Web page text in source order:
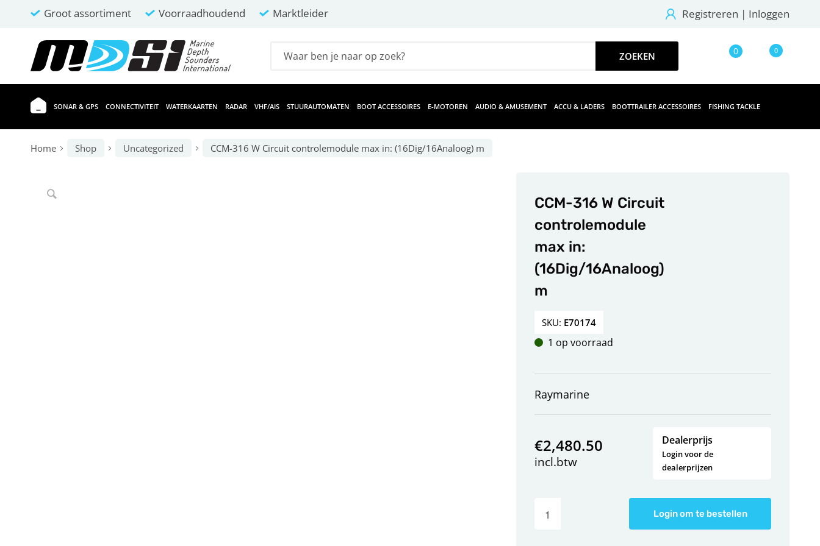
Groot assortiment Voorraadhoudend Marktleider Registreren | Inloggen
0 0
SONAR & GPS CONNECTIVITEIT WATERKAARTEN RADAR VHF/AIS STUURAUTOMATEN BOOT ACCESSOIRES E-MOTOREN AUDIO & AMUSEMENT ACCU & LADERS BOOTTRAILER ACCESSOIRES FISHING TACKLE
Home Shop Uncategorized CCM-316 W Circuit controlemodule max in: (16Dig/16Analoog) m
CCM-316 W Circuit
controlemodule
max in:
(16Dig/16Analoog)
m
SKU: E70174
1 op voorraad
Raymarine
€2,480.50
incl.btw
Dealerprijs
Login voor de
dealerprijzen
Login om te bestellen